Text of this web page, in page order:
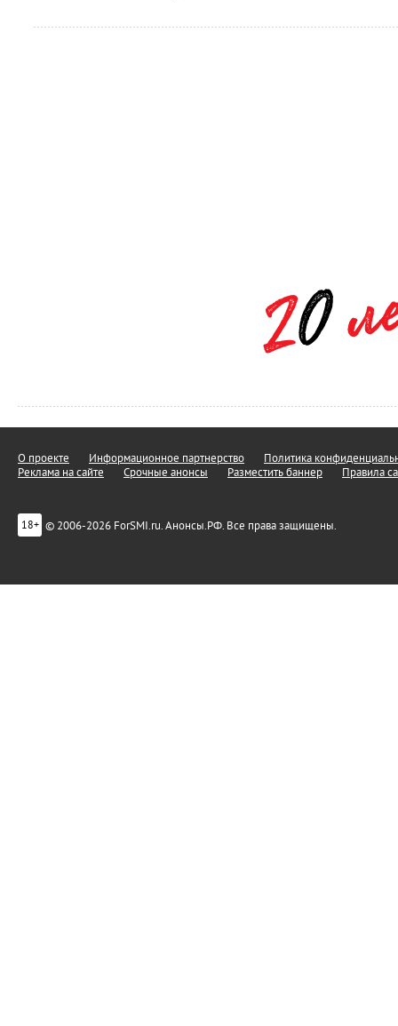
О проекте Информационное партнерство
Политика
Реклама на сайте
Срочные анонсы Разместить баннер Правила
18+ © 2006-2026 ForSMI.ru. Анонсы.РФ. Все права защищены.